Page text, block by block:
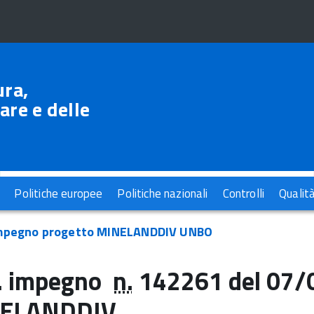
e delle
Politiche europee Politiche nazionali Controlli
progetto MINELANDDIV UNBO
impegno n. 142261 del